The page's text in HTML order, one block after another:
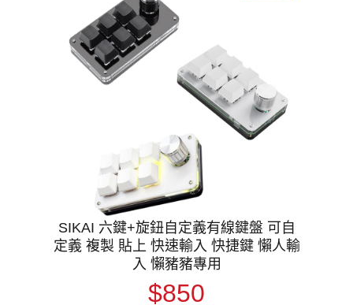
SIKAI 六鍵+旋鈕自定義有線鍵盤 可自
定義 複製 貼上 快速輸入 快捷鍵 懶人輸
入 懶豬豬專用
$850